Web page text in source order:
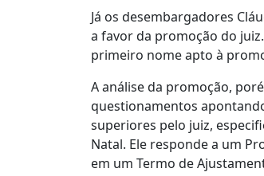
Já os desembargadores
a favor da promoção do
primeiro nome apto à
A análise da promoção,
questionamentos
superiores pelo juiz,
Natal. Ele responde a um
em um Termo de